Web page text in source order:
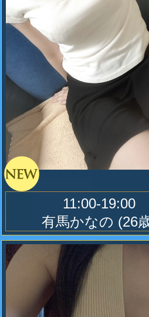
紬と蘭、漫喫コース
４５０００円
今日はやる事無し
とりの有るお客様
セラピストさんお
す。（本指名でも
2020.01.05
ぞろ目で○○○○
10 2023.03.1
当店は今治タオル
りバスタオル８
まわしは一切御座
使い捨てタオルも
無料駐車場(バイ
ご来店下さい。
11:00-19:00
有馬かなの (26